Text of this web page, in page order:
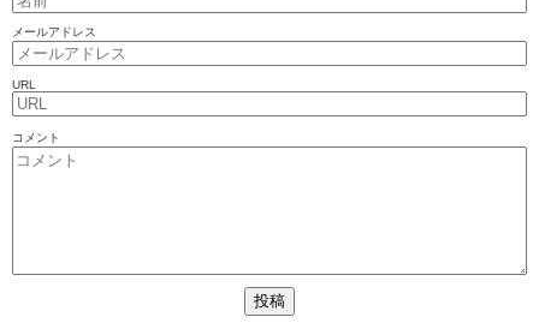
メールアドレス
URL
コメント